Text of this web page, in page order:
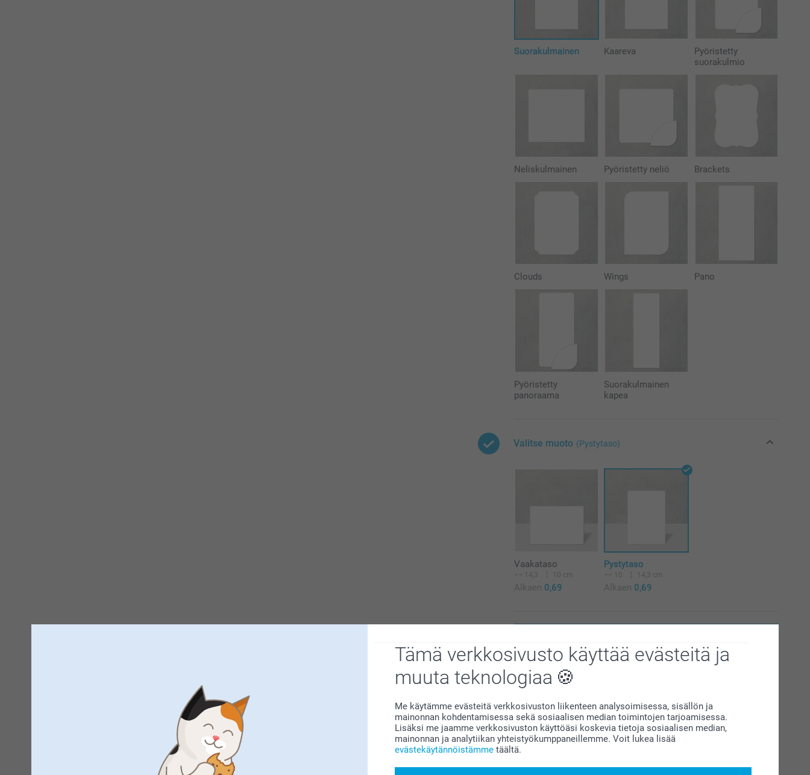
Tämä verkkosivusto käyttää evästeitä ja
muuta teknologiaa
Me käytämme evästeitä verkkosivuston liikenteen analysoimisessa, sisällön ja
mainonnan kohdentamisessa sekä sosiaalisen median toimintojen tarjoamisessa.
Lisäksi me jaamme verkkosivuston käyttöäsi koskevia tietoja sosiaalisen median,
mainonnan ja analytiikan yhteistyökumppaneillemme. Voit lukea lisää
evästekäytännöistämme täältä.
Suorakulmainen Kaareva
Pyöristetty
suorakulmio
Neliskulmainen Pyöristetty neliö Brackets
Clouds Wings Pano
Pyöristetty
panoraama
Suorakulmainen
kapea
Valitse muoto (Pystytaso)
Vaakataso
14,3 10 cm
Alkaen 0,69
Pystytaso
10 14,3 cm
Alkaen 0,69
Toimitus
Päivämäärä Hinta
14.8.2026 5,95